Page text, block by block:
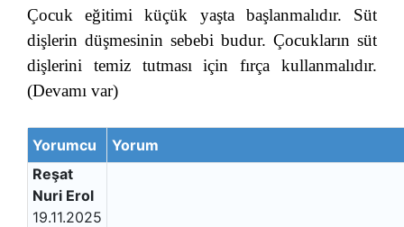
Çocuk eğitimi küçük yaşta başlanmalıdır. Süt
dişlerin düşmesinin sebebi budur. Çocukların süt
dişlerini temiz tutması için fırça kullanmalıdır.
(Devamı var)
Yorumcu
Yorum
Reşat
Nuri Erol
19.11.2025